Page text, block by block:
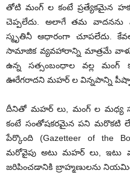
తోటి మంగ్ ల కంటే ప్రత్యేకమైన
చెప్పలేదు. అలాగే తమ వాదనను
స్మృతినీ ఆధారంగా చూపలేదు.
సామాజిక వ్యవహారాన్ని మాత్రమే
ఉన్న సత్సంబంధాల వల్ల మంగ్
ఊరేగరాదని మహర్ ల విన్నపాన్ని
దీనితో మహర్ లు, మంగ్ ల మధ్య
కంటే సంతోషకరమైన పని మరొకటి
పేర్కొంది (Gazetteer of the
మరోవైపు అటు మహర్ లు, ఇటు
జరిపించడానికి బ్రాహ్మణులను